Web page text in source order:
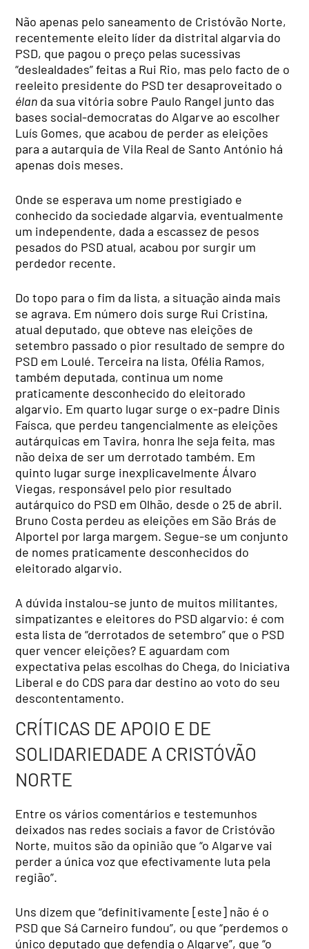
Não apenas pelo saneamento de Cristóvão Norte,
recentemente eleito líder da distrital algarvia do
PSD, que pagou o preço pelas sucessivas
“deslealdades” feitas a Rui Rio, mas pelo facto de o
reeleito presidente do PSD ter desaproveitado o
élan da sua vitória sobre Paulo Rangel junto das
bases social-democratas do Algarve ao escolher
Luís Gomes, que acabou de perder as eleições
para a autarquia de Vila Real de Santo António há
apenas dois meses.
Onde se esperava um nome prestigiado e
conhecido da sociedade algarvia, eventualmente
um independente, dada a escassez de pesos
pesados do PSD atual, acabou por surgir um
perdedor recente.
Do topo para o fim da lista, a situação ainda mais
se agrava. Em número dois surge Rui Cristina,
atual deputado, que obteve nas eleições de
setembro passado o pior resultado de sempre do
PSD em Loulé. Terceira na lista, Ofélia Ramos,
também deputada, continua um nome
praticamente desconhecido do eleitorado
algarvio. Em quarto lugar surge o ex-padre Dinis
Faísca, que perdeu tangencialmente as eleições
autárquicas em Tavira, honra lhe seja feita, mas
não deixa de ser um derrotado também. Em
quinto lugar surge inexplicavelmente Álvaro
Viegas, responsável pelo pior resultado
autárquico do PSD em Olhão, desde o 25 de abril.
Bruno Costa perdeu as eleições em São Brás de
Alportel por larga margem. Segue-se um conjunto
de nomes praticamente desconhecidos do
eleitorado algarvio.
A dúvida instalou-se junto de muitos militantes,
simpatizantes e eleitores do PSD algarvio: é com
esta lista de “derrotados de setembro” que o PSD
quer vencer eleições? E aguardam com
expectativa pelas escolhas do Chega, do Iniciativa
Liberal e do CDS para dar destino ao voto do seu
descontentamento.
CRÍTICAS DE APOIO E DE
SOLIDARIEDADE A CRISTÓVÃO
NORTE
Entre os vários comentários e testemunhos
deixados nas redes sociais a favor de Cristóvão
Norte, muitos são da opinião que “o Algarve vai
perder a única voz que efectivamente luta pela
região”.
Uns dizem que “definitivamente [este] não é o
PSD que Sá Carneiro fundou”, ou que “perdemos o
único deputado que defendia o Algarve”, que “o